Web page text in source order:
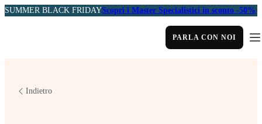
SUMMER BLACK FRIDAYScopri i Master Specialistici in sconto -50%
PARLA CON NOI
Indietro